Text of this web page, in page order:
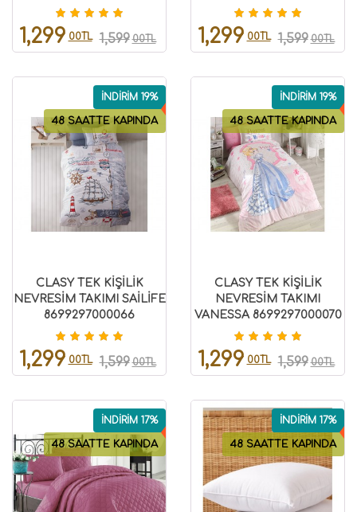
1,299 00TL 1,599 00TL
8699297000064
1,299 00TL 1,599 00TL
48 SAATTE KAPINDA
İNDİRİM 19%
CLASY TEK KİŞİLİK
NEVRESİM TAKIMI SAİLİFE
8699297000066
1,299 00TL 1,599 00TL
48 SAATTE KAPINDA
İNDİRİM 19%
CLASY TEK KİŞİLİK
NEVRESİM TAKIMI
VANESSA 8699297000070
1,299 00TL 1,599 00TL
48 SAATTE KAPINDA
İNDİRİM 17%
48 SAATTE KAPINDA
İNDİRİM 17%